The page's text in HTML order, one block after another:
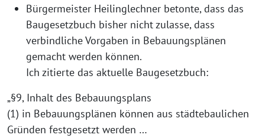
Bürgermeister Heilinglechner betonte, dass das
Baugesetzbuch bisher nicht zulasse, dass
verbindliche Vorgaben in Bebauungsplänen
gemacht werden können.
Ich zitierte das aktuelle Baugesetzbuch:
„§9, Inhalt des Bebauungsplans
(1) in Bebauungsplänen können aus städtebaulichen
Gründen festgesetzt werden …